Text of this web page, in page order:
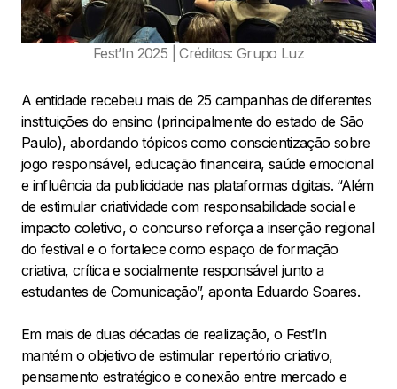
Fest’In 2025 | Créditos: Grupo Luz
A entidade recebeu mais de 25 campanhas de diferentes
instituições do ensino (principalmente do estado de São
Paulo), abordando tópicos como conscientização sobre
jogo responsável, educação financeira, saúde emocional
e influência da publicidade nas plataformas digitais. “Além
de estimular criatividade com responsabilidade social e
impacto coletivo, o concurso reforça a inserção regional
do festival e o fortalece como espaço de formação
criativa, crítica e socialmente responsável junto a
estudantes de Comunicação”, aponta Eduardo Soares.
Em mais de duas décadas de realização, o Fest’In
mantém o objetivo de estimular repertório criativo,
pensamento estratégico e conexão entre mercado e